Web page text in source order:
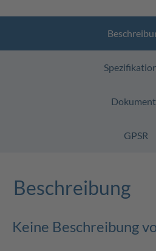
GPSR
Beschreibung
Keine Beschreibung